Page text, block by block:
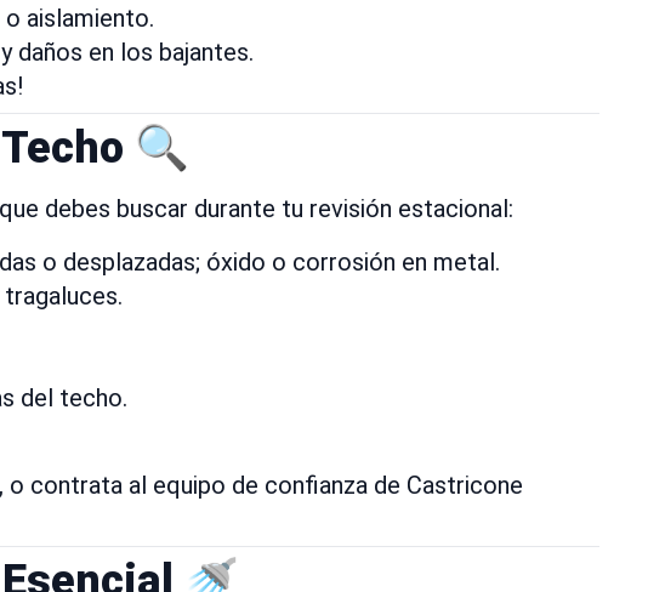
aislamiento.
daños en los bajantes.
🔍
debes buscar durante tu revisión estacional:
o desplazadas; óxido o corrosión en metal.
del techo.
contrata al equipo de confianza de Castricone
🚿